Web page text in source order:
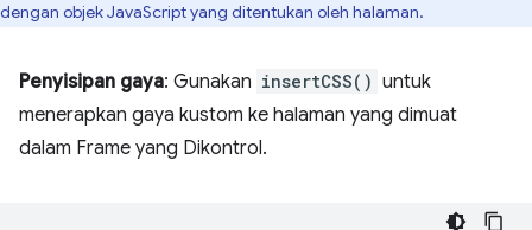
dengan objek JavaScript yang ditentukan oleh halaman.
Penyisipan gaya: Gunakan insertCSS() untuk
menerapkan gaya kustom ke halaman yang dimuat
dalam Frame yang Dikontrol.